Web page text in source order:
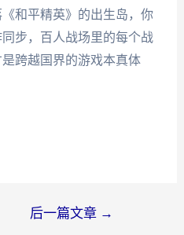
和平精英》的出生岛，你
步，百人战场里的每个战
跨越国界的游戏本真体
后一篇文章 →